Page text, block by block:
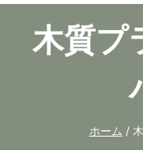
木質プ
ホーム /